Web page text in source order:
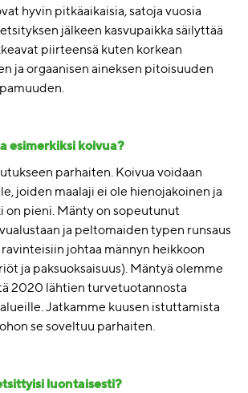
hyvin pitkäaikaisia, satoja vuosia
jälkeen kasvupaikka säilyttää
piirteensä kuten korkean
ja orgaanisen aineksen pitoisuuden
esimerkiksi koivua?
parhaiten. Koivua voidaan
joiden maalaji ei ole hienojakoinen ja
on pieni. Mänty on sopeutunut
ja peltomaiden typen runsaus
johtaa männyn heikkoon
ja paksuoksaisuus). Mäntyä olemme
2020 lähtien turvetuotannosta
Jatkamme kuusen istuttamista
se soveltuu parhaiten.
luontaisesti?